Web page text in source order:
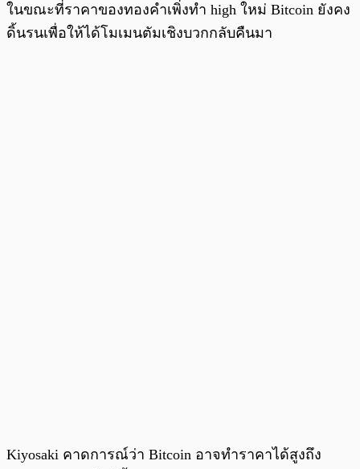
ในขณะที่ราคาของทองคำเพิ่งทำ high ใหม่ Bitcoin ยังคง
ดิ้นรนเพื่อให้ได้โมเมนตัมเชิงบวกกลับคืนมา
Kiyosaki คาดการณ์ว่า Bitcoin อาจทำราคาได้สูงถึง